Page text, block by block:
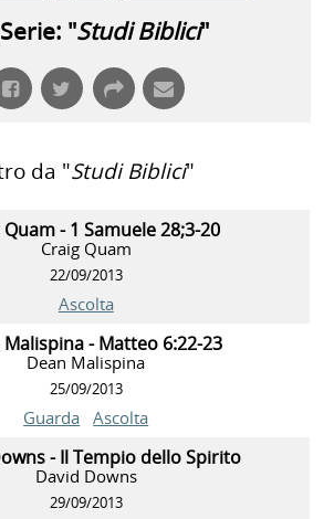
"Studi Biblici"
da "Studi Biblici"
Quam - 1 Samuele 28;3-20
Craig Quam
22/09/2013
Ascolta
Malispina - Matteo 6:22-23
Dean Malispina
25/09/2013
Guarda Ascolta
- Il Tempio dello Spirito
David Downs
29/09/2013